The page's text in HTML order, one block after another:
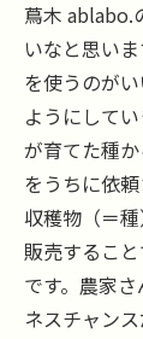
蔦木 ablabo.
いなと思い
を使うのが
ようにして
が育てた種
をうちに依
収穫物（＝
販売するこ
です。農家
ネスチャン